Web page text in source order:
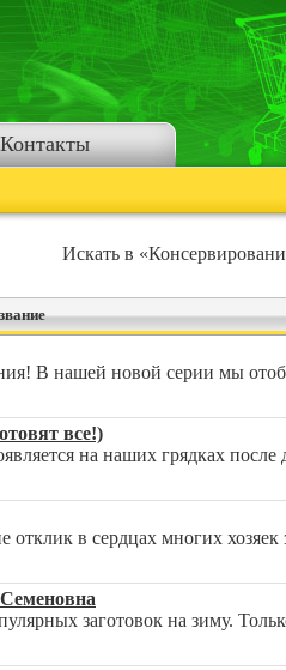
Контакты
Искать в
В нашей новой серии мы
все!)
на наших грядках
в сердцах многих хозяек
заготовок на зиму.